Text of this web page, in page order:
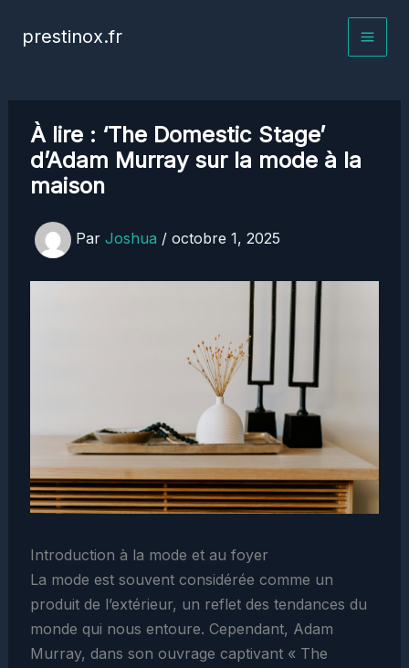
prestinox.fr
À lire : ‘The Domestic Stage’
d’Adam Murray sur la mode à la
maison
Par Joshua / octobre 1, 2025
Introduction à la mode et au foyer
La mode est souvent considérée comme un
produit de l’extérieur, un reflet des tendances du
monde qui nous entoure. Cependant, Adam
Murray, dans son ouvrage captivant « The